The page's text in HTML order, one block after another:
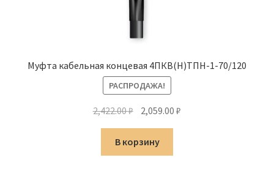
Муфта кабельная концевая 4ПКВ(Н)ТПН-1-70/120
РАСПРОДАЖА!
2,422.00₽ Первоначальная
составляла
2,422.00 ₽.
2,059.00₽
В корзину